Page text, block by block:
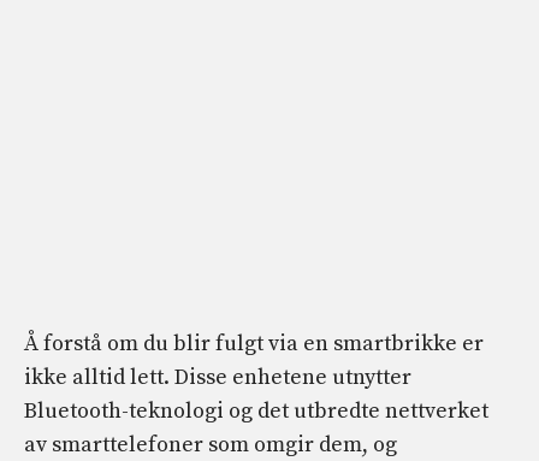
Å forstå om du blir fulgt via en smartbrikke er
ikke alltid lett. Disse enhetene utnytter
Bluetooth-teknologi og det utbredte nettverket
av smarttelefoner som omgir dem, og